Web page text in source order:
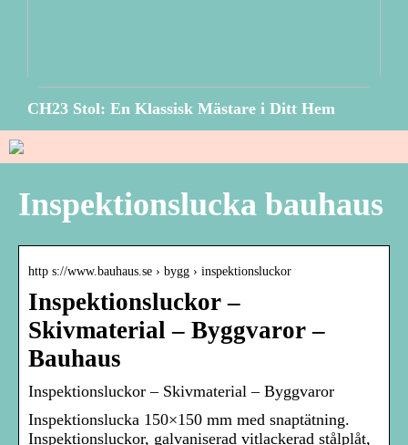
CH23 Stol: En Klassisk Mästare i Ditt Hem
Inspektionslucka bauhaus
http s://www.bauhaus.se › bygg › inspektionsluckor
Inspektionsluckor –
Skivmaterial – Byggvaror –
Bauhaus
Inspektionsluckor – Skivmaterial – Byggvaror
Inspektionslucka 150×150 mm med snaptätning.
Inspektionsluckor, galvaniserad vitlackerad stålplåt,